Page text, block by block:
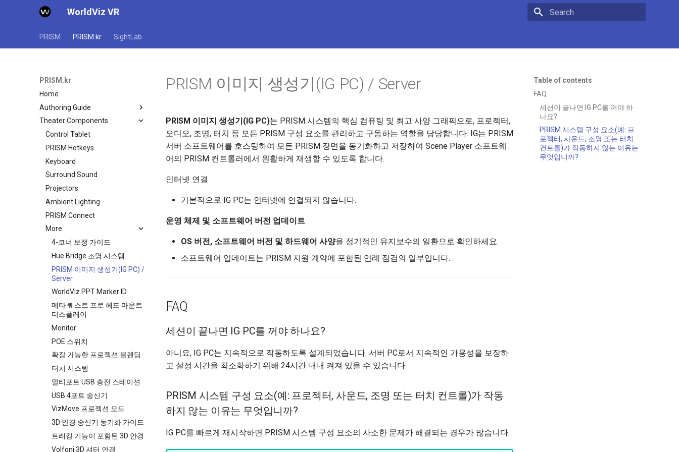
WorldViz VR
PRISM PRISM.kr SightLab
PRISM.kr
Home
Authoring Guide
Overview
장면 찾기
장면 편집
장면 재생
갤러리 모드
GoPro로 캡처
Insta360으로 캡처
Theater Components
Control Tablet
PRISM Hotkeys
Keyboard
Surround Sound
Projectors
Ambient Lighting
PRISM Connect
More
4-코너 보정 가이드
Hue Bridge 조명 시스템
PRISM 이미지 생성기(IG PC) /
Server
WorldViz PPT Marker ID
메타 퀘스트 프로 헤드 마운트
디스플레이
Monitor
POE 스위치
확장 가능한 프로젝션 블렌딩
터치 시스템
멀티포트 USB 충전 스테이션
USB 4포트 송신기
VizMove 프로젝션 모드
3D 안경 송신기 동기화 가이드
트래킹 기능이 포함된 3D 안경
Volfoni 3D 셔터 안경
Table of contents
FAQ
세션이 끝나면 IG PC를 꺼야 하
나요?
PRISM 시스템 구성 요소(예: 프
로젝터, 사운드, 조명 또는 터치
컨트롤)가 작동하지 않는 이유는
무엇입니까?
PRISM 이미지 생성기(IG PC) / Server
PRISM 이미지 생성기(IG PC)는 PRISM 시스템의 핵심 컴퓨팅 및 최고 사양 그래픽으로, 프로젝터,
오디오, 조명, 터치 등 모든 PRISM 구성 요소를 관리하고 구동하는 역할을 담당합니다. IG는 PRISM
서버 소프트웨어를 호스팅하여 모든 PRISM 장면을 동기화하고 저장하여 Scene Player 소프트웨
어의 PRISM 컨트롤러에서 원활하게 재생할 수 있도록 합니다.
인터넷 연결
기본적으로 IG PC는 인터넷에 연결되지 않습니다.
운영 체제 및 소프트웨어 버전 업데이트
OS 버전, 소프트웨어 버전 및 하드웨어 사양을 정기적인 유지보수의 일환으로 확인하세요.
소프트웨어 업데이트는 PRISM 지원 계약에 포함된 연례 점검의 일부입니다.
FAQ
세션이 끝나면 IG PC를 꺼야 하나요?
아니요, IG PC는 지속적으로 작동하도록 설계되었습니다. 서버 PC로서 지속적인 가용성을 보장하
고 설정 시간을 최소화하기 위해 24시간 내내 켜져 있을 수 있습니다.
PRISM 시스템 구성 요소(예: 프로젝터, 사운드, 조명 또는 터치 컨트롤)가 작동
하지 않는 이유는 무엇입니까?
IG PC를 빠르게 재시작하면 PRISM 시스템 구성 요소의 사소한 문제가 해결되는 경우가 많습니다.